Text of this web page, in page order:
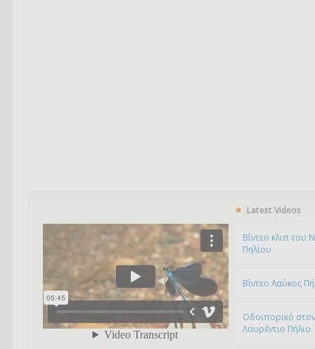
Latest Videos
Bίντεο κλιπ του
Πηλίου
Βίντεο Λαύκος
Οδοιπορικό
Λαυρέντιο Πήλιο